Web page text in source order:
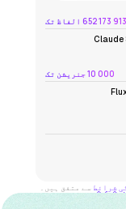
652 173 913 الفاظ تک
Claude
10 000 جنریشن تک
شرائط سے متفق ہیں۔